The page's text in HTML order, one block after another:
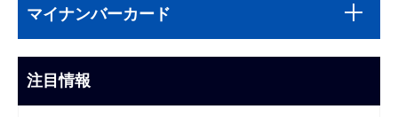
文
こ
ま
で
ビ
マイナンバーカード
注目情報